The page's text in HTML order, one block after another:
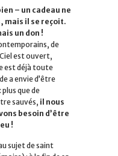
– un cadeau ne
mais il se reçoit.
un don !
de
est ouvert,
est déjà toute
a envie d’être
plus que de
sauvés, il nous
besoin d’être
!
sujet de saint